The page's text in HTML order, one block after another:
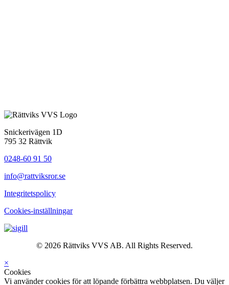
Snickerivägen 1D
795 32 Rättvik
0248-60 91 50
info@rattviksror.se
Integritetspolicy
Cookies-inställningar
© 2026 Rättviks VVS AB. All Rights Reserved.
×
Cookies
Vi använder cookies för att löpande förbättra webbplatsen. Du väljer